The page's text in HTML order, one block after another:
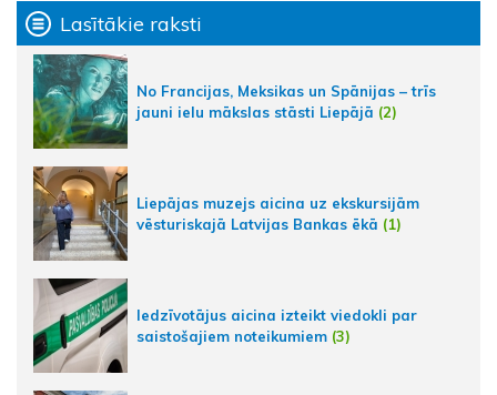
Lasītākie raksti
No Francijas, Meksikas un Spānijas – trīs
jauni ielu mākslas stāsti Liepājā (2)
Liepājas muzejs aicina uz ekskursijām
vēsturiskajā Latvijas Bankas ēkā (1)
Iedzīvotājus aicina izteikt viedokli par
saistošajiem noteikumiem (3)